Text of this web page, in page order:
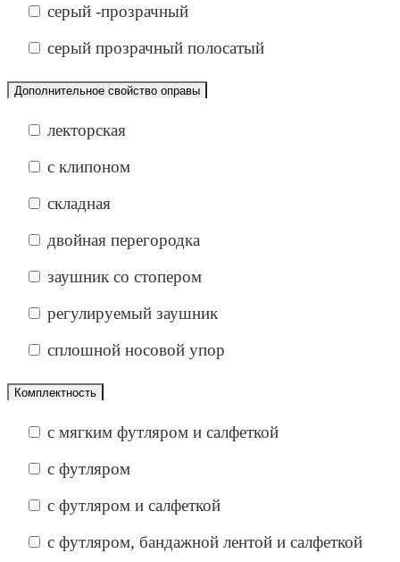
серый -прозрачный
серый прозрачный полосатый
Дополнительное свойство оправы
лекторская
с клипоном
складная
двойная перегородка
заушник со стопером
регулируемый заушник
сплошной носовой упор
Комплектность
с мягким футляром и салфеткой
с футляром
с футляром и салфеткой
с футляром, бандажной лентой и салфеткой